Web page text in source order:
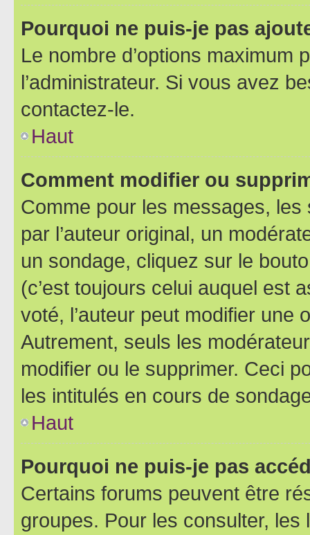
Pourquoi ne puis-je pas
Le nombre d’options maximum
l’administrateur. Si vous avez
contactez-le.
Haut
Comment modifier ou
Comme pour les messages,
par l’auteur original, un
un sondage, cliquez sur le
(c’est toujours celui auquel est
voté, l’auteur peut modifier une
Autrement, seuls les
modifier ou le supprimer. Ceci
les intitulés en cours de
Haut
Pourquoi ne puis-je pas
Certains forums peuvent être
groupes. Pour les consulter,